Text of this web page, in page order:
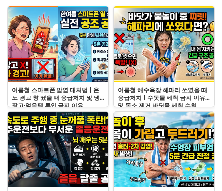
여름철 스마트폰 발열 대처법 | 온
도 경고 창 떴을 때 응급처치 및 냉
장고·얼음팩 투입 금지 이유
여름철 해수욕장 해파리 쏘였을 때
응급처치 | 수돗물 세척 금지 이유
및 독소 제거 바닷물 세척 수칙